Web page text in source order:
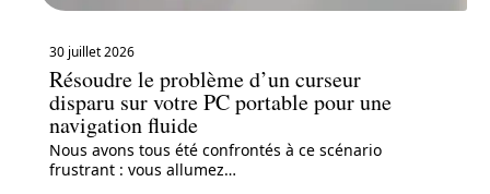
30 juillet 2026
Résoudre le problème d’un curseur
disparu sur votre PC portable pour une
navigation fluide
Nous avons tous été confrontés à ce scénario
frustrant : vous allumez…